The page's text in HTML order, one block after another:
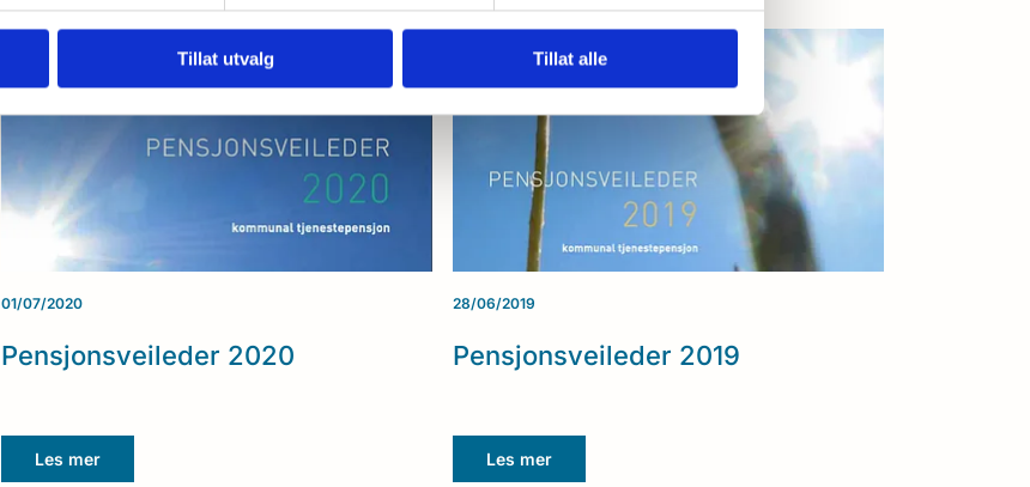
Tillat utvalg Tillat alle
01/07/2020
Pensjonsveileder 2020
Les mer
28/06/2019
Pensjonsveileder 2019
Les mer